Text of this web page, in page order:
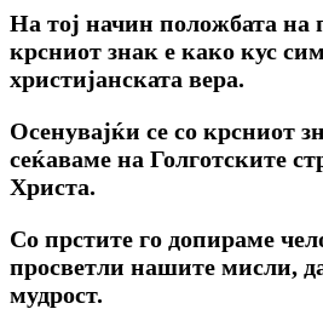
На тој начин положбата на
крсниот знак е како кус
христијанската вера.
Осенувајќи се co крсниот
сеќаваме на Голготските
Христа.
Co прстите го допираме
просветли нашите мисли,
мудрост.